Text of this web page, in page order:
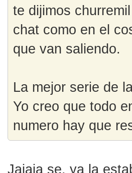
te dijimos
chat como en el
que van saliendo.
La mejor serie de
Yo creo que todo
numero hay que
Jajaja se, ya la